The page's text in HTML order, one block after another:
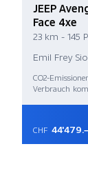
JEEP
Face 4xe
23 km - 145
Emil Frey
CO2-
Verbrauch
CHF